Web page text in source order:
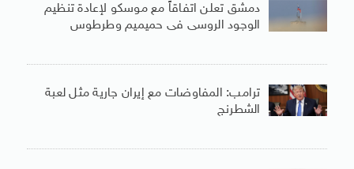
دمشق تعلن اتفاقاً مع موسكو لإعادة تنظيم
الوجود الروسى فى حميميم وطرطوس
ترامب: المفاوضات مع إيران جارية مثل لعبة
الشطرنج